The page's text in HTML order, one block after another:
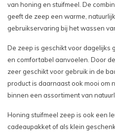
van honing en stuifmeel. De
geeft de zeep een warme,
gebruikservaring bij het wassen
De zeep is geschikt voor dagelijks
en comfortabel aanvoelen. Door
zeer geschikt voor gebruik in de
product is daarnaast ook mooi om
binnen een assortiment van
Honing stuifmeel zeep is ook een
cadeaupakket of als klein